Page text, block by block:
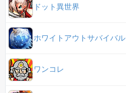
ドット異世界
ホワイトアウトサバイバル
ワンコレ